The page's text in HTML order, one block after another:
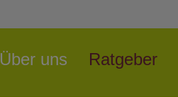
Navigation
überspringen
Über uns Ratgeber